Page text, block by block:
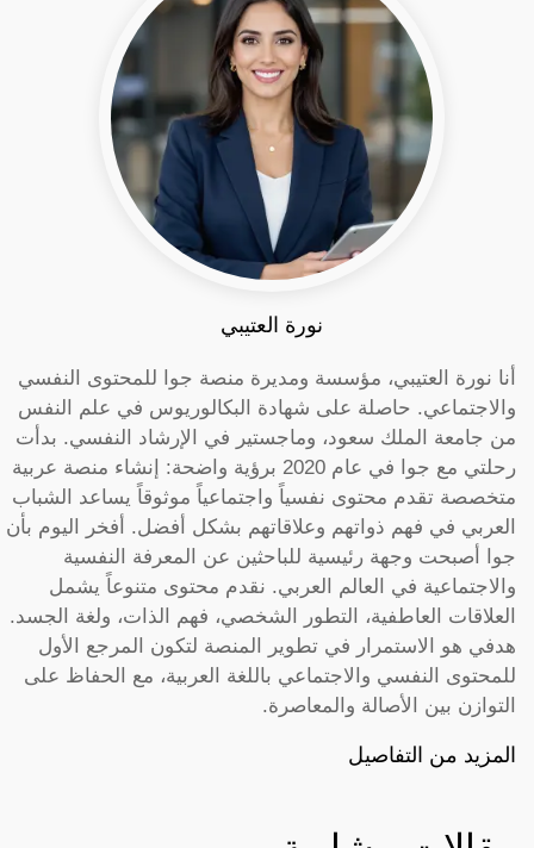
نورة العتيبي
أنا نورة العتيبي، مؤسسة ومديرة منصة جوا للمحتوى النفسي
والاجتماعي. حاصلة على شهادة البكالوريوس في علم النفس
من جامعة الملك سعود، وماجستير في الإرشاد النفسي. بدأت
رحلتي مع جوا في عام 2020 برؤية واضحة: إنشاء منصة عربية
متخصصة تقدم محتوى نفسياً واجتماعياً موثوقاً يساعد الشباب
العربي في فهم ذواتهم وعلاقاتهم بشكل أفضل. أفخر اليوم بأن
جوا أصبحت وجهة رئيسية للباحثين عن المعرفة النفسية
والاجتماعية في العالم العربي. نقدم محتوى متنوعاً يشمل
العلاقات العاطفية، التطور الشخصي، فهم الذات، ولغة الجسد.
هدفي هو الاستمرار في تطوير المنصة لتكون المرجع الأول
للمحتوى النفسي والاجتماعي باللغة العربية، مع الحفاظ على
التوازن بين الأصالة والمعاصرة.
المزيد من التفاصيل